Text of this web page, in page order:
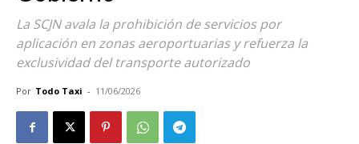
La SCJN avala la prohibición de servicios por
aplicación en zonas aeroportuarias y refuerza la
exclusividad del transporte autorizado
Por Todo Taxi - 11/06/2026